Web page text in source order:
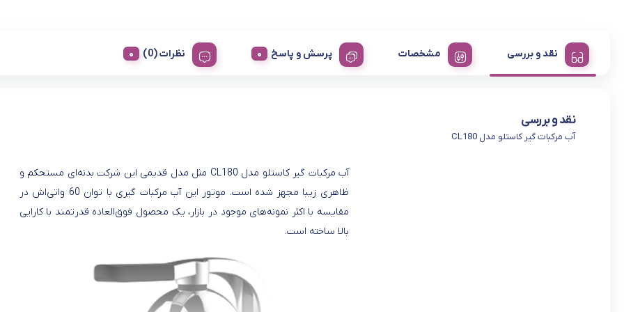
نقد و بررسی مشخصات پرسش و پاسخ نظرات (0)
نقد و بررسی
آب مرکبات گیر کاستلو مدل CL180
آب مرکبات گیر کاستلو مدل CL180 مثل مدل قدیمی این شرکت بدنه‌ای مستحکم و
ظاهری زیبا مجهز شده است. موتور این آب مرکبات گیری با توان 60 واتی‌اش در
مقایسه با اکثر نمونه‌های موجود در بازار، یک محصول فوق‌العاده قدرتمند با کارایی
بالا ساخته است.